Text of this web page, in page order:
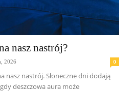
nasz nastrój?
2026 0
nasz nastrój. Słoneczne dni dodają
deszczowa aura może